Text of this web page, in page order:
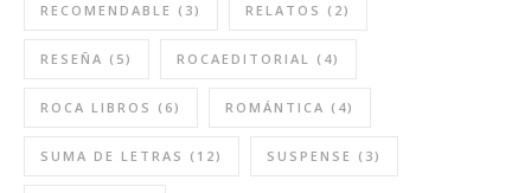
RECOMENDABLE (3) RELATOS (2)
RESEÑA (5) ROCAEDITORIAL (4)
ROCA LIBROS (6) ROMÁNTICA (4)
SUMA DE LETRAS (12) SUSPENSE (3)